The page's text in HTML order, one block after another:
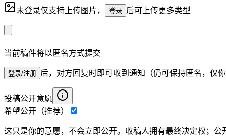
未登录仅支持上传图片， 登录 后可上传更多类型
当前稿件将以匿名方式提交
登录/注册 后，对方回复时即可收到通知（仍可保持匿名，仅
投稿公开意愿
希望公开（推荐）
这只是你的意愿，不会立即公开。收稿人拥有最终决定权；公